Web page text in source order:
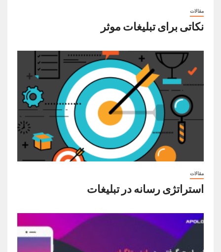
مقالات
نکاتی برای تبلیغات موثر
مقالات
استراتژی رسانه در تبلیغات